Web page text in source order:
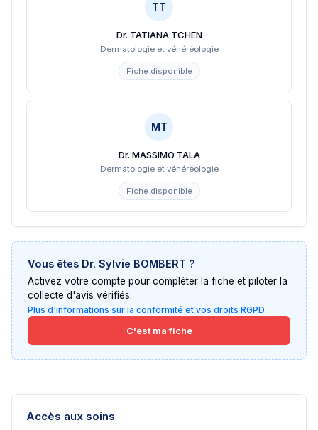
TT
Dr. TATIANA TCHEN
Dermatologie et vénéréologie
Fiche disponible
MT
Dr. MASSIMO TALA
Dermatologie et vénéréologie
Fiche disponible
Vous êtes Dr. Sylvie BOMBERT ?
Activez votre compte pour compléter la fiche et piloter la
collecte d'avis vérifiés.
Plus d'informations sur la conformité et vos droits RGPD
C'est ma fiche
Accès aux soins